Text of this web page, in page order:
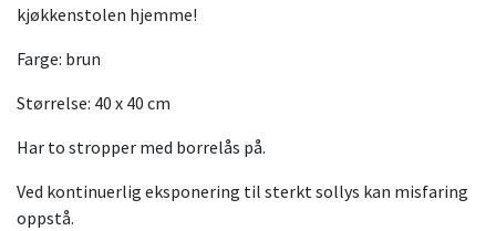
kjøkkenstolen hjemme!
Farge: brun
Størrelse: 40 x 40 cm
Har to stropper med borrelås på.
Ved kontinuerlig eksponering til sterkt sollys kan misfaring
oppstå.